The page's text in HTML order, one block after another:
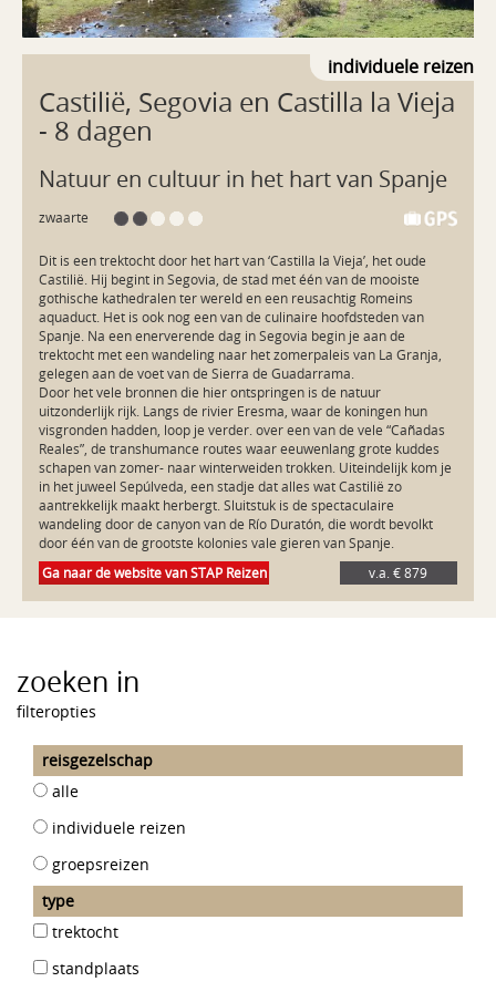
individuele reizen
Castilië, Segovia en Castilla la Vieja
- 8 dagen
Natuur en cultuur in het hart van Spanje
zwaarte
Dit is een trektocht door het hart van ‘Castilla la Vieja’, het oude
Castilië. Hij begint in Segovia, de stad met één van de mooiste
gothische kathedralen ter wereld en een reusachtig Romeins
aquaduct. Het is ook nog een van de culinaire hoofdsteden van
Spanje. Na een enerverende dag in Segovia begin je aan de
trektocht met een wandeling naar het zomerpaleis van La Granja,
gelegen aan de voet van de Sierra de Guadarrama.
Door het vele bronnen die hier ontspringen is de natuur
uitzonderlijk rijk. Langs de rivier Eresma, waar de koningen hun
visgronden hadden, loop je verder. over een van de vele “Cañadas
Reales”, de transhumance routes waar eeuwenlang grote kuddes
schapen van zomer- naar winterweiden trokken. Uiteindelijk kom je
in het juweel Sepúlveda, een stadje dat alles wat Castilië zo
aantrekkelijk maakt herbergt. Sluitstuk is de spectaculaire
wandeling door de canyon van de Río Duratón, die wordt bevolkt
Ga naar de website van STAP Reizen
v.a. € 879
zoeken in
filteropties
reisgezelschap
alle
individuele reizen
groepsreizen
type
trektocht
standplaats